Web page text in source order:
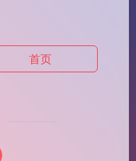
首页